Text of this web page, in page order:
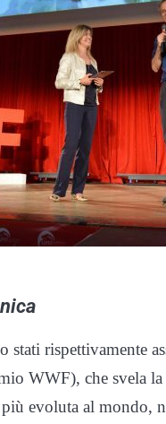
rispettivamente
WWF), che svela
evoluta al mondo,